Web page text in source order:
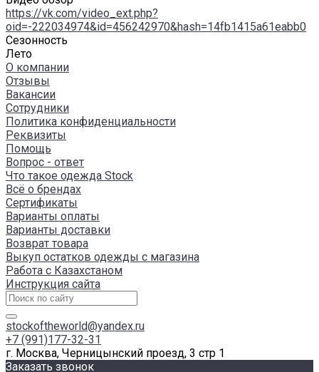
https://vk.com/video_ext.php?
oid=-222034974&id=456242970&hash=14fb1415a61eabb0
Сезонность
Лето
О компании
Отзывы
Вакансии
Сотрудники
Политика конфиденциальности
Реквизиты
Помощь
Вопрос - ответ
Что такое одежда Stock
Всё о брендах
Сертификаты
Варианты оплаты
Варианты доставки
Возврат товара
Выкуп остатков одежды с магазина
Работа с Казахстаном
Инструкция сайта
stockoftheworld@yandex.ru
+7 (991)177-32-31
г. Москва, Черницынский проезд, 3 стр 1
Заказать звонок